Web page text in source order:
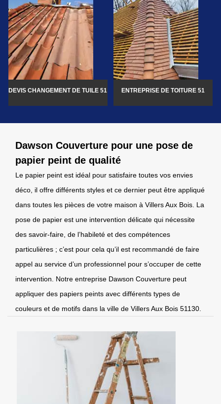
DEVIS CHANGEMENT DE TUILE 51 ENTREPRISE DE TOITURE 51
Dawson Couverture pour une pose de
papier peint de qualité
Le papier peint est idéal pour satisfaire toutes vos envies
déco, il offre différents styles et ce dernier peut être appliqué
dans toutes les pièces de votre maison à Villers Aux Bois. La
pose de papier est une intervention délicate qui nécessite
des savoir-faire, de l’habileté et des compétences
particulières ; c’est pour cela qu’il est recommandé de faire
appel au service d’un professionnel pour s’occuper de cette
intervention. Notre entreprise Dawson Couverture peut
appliquer des papiers peints avec différents types de
couleurs et de motifs dans la ville de Villers Aux Bois 51130.